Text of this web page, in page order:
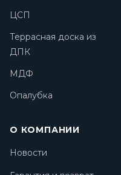
ЦСП
Террасная доска из
ДПК
МДФ
Опалубка
О КОМПАНИИ
Новости